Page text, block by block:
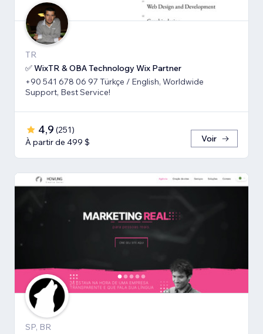
TR
✅ WixTR & OBA Technology Wix Partner
+90 541 678 06 97 Türkçe / English, Worldwide
Support, Best Service!
4,9 (251)
À partir de 499 $
Voir
SP, BR